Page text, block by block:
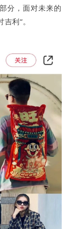
分，面对未来的
利”。